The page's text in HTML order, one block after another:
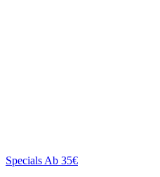
Specials Ab 35€